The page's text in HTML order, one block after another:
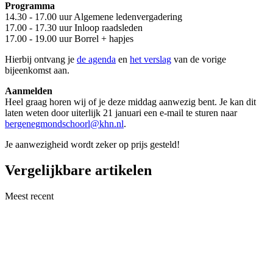
Programma
14.30 - 17.00 uur Algemene ledenvergadering
17.00 - 17.30 uur Inloop raadsleden
17.00 - 19.00 uur Borrel + hapjes
Hierbij ontvang je de agenda en het verslag van de vorige
bijeenkomst aan.
Aanmelden
Heel graag horen wij of je deze middag aanwezig bent. Je kan dit
laten weten door uiterlijk 21 januari een e-mail te sturen naar
bergenegmondschoorl@khn.nl.
Je aanwezigheid wordt zeker op prijs gesteld!
Vergelijkbare artikelen
Meest recent